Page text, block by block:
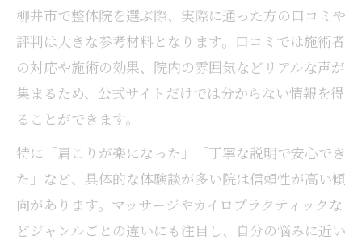
柳井市で整体院を選ぶ際、実際に通った方の口コミや
評判は大きな参考材料となります。口コミでは施術者
の対応や施術の効果、院内の雰囲気などリアルな声が
集まるため、公式サイトだけでは分からない情報を得
ることができます。
特に「肩こりが楽になった」「丁寧な説明で安心でき
た」など、具体的な体験談が多い院は信頼性が高い傾
向があります。マッサージやカイロプラクティックな
どジャンルごとの違いにも注目し、自分の悩みに近い